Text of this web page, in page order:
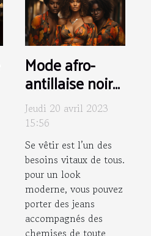
Mode afro-
antillaise noire
: Pourquoi
choisir les
vêtements
Black Lives ?
Jeudi 20 avril 2023
15:56
Se vêtir est l’un des
besoins vitaux de tous.
pour un look
moderne, vous pouvez
porter des jeans
accompagnés des
chemises de toute